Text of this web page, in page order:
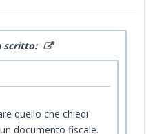
scritto:
quello che chiedi
documento fiscale.